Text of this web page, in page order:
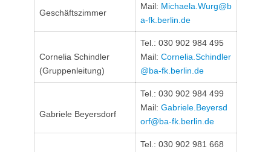
Geschäftszimmer
Mail: Michaela.Wurg@b
a-fk.berlin.de
Cornelia Schindler
(Gruppenleitung)
Tel.: 030 902 984 495
Mail: Cornelia.Schindler
@ba-fk.berlin.de
Gabriele Beyersdorf
Tel.: 030 902 984 499
Mail: Gabriele.Beyersd
orf@ba-fk.berlin.de
Tel.: 030 902 981 668